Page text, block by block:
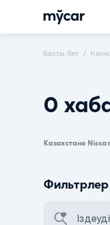
Басты бет
0
Казахстане
Фильтрлер